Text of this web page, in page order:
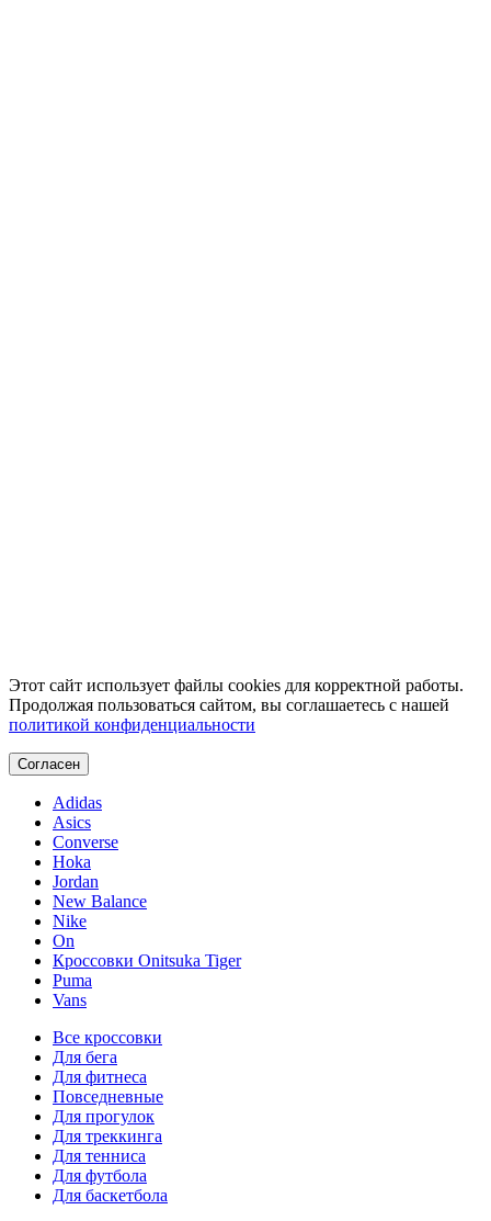
Этот сайт использует файлы cookies для корректной работы.
Продолжая пользоваться сайтом, вы соглашаетесь с нашей
политикой конфиденциальности
Согласен
Adidas
Asics
Converse
Hoka
Jordan
New Balance
Nike
On
Кроссовки Onitsuka Tiger
Puma
Vans
Все кроссовки
Для бега
Для фитнеса
Повседневные
Для прогулок
Для треккинга
Для тенниса
Для футбола
Для баскетбола